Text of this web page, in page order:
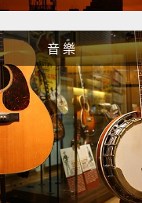
Hello, my
driver.
If
There's
哈囉，我的
果你想要喝
If you like, I
iPhone?
音 樂